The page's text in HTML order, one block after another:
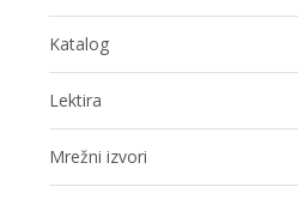
Katalog
Lektira
Mrežni izvori